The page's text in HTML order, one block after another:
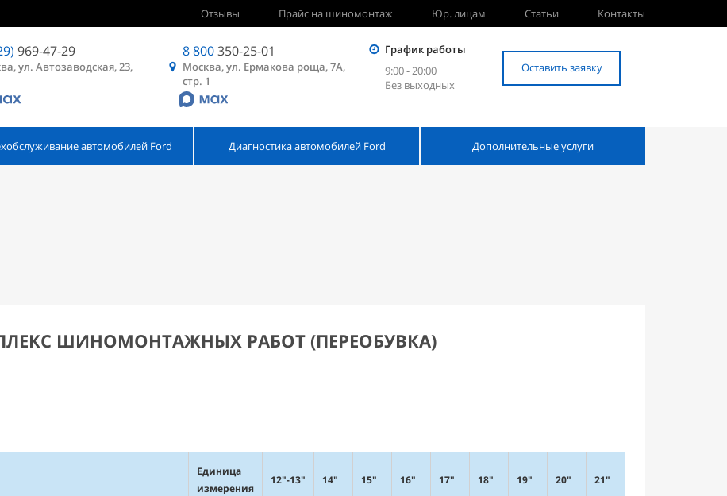
Отзывы Прайс на шиномонтаж Юр. лицам Статьи Контакты
969-47-29
ул. Автозаводская, 23,
8 800350-25-01
Москва, ул. Ермакова роща, 7А,
стр. 1
График работы
9:00 - 20:00
Без выходных
Оставить заявку
автомобилей Ford Диагностика автомобилей Ford Дополнительные услуги
ШИНОМОНТАЖНЫХ РАБОТ (ПЕРЕОБУВКА)
Единица
измерения
12"-13" 14" 15" 16" 17" 18" 19" 20" 21"